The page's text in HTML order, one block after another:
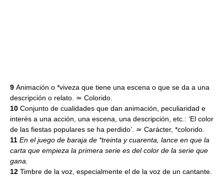
9 Animación o *viveza que tiene una escena o que se da a una
descripción o relato. ≃ Colorido.
10 Conjunto de cualidades que dan animación, peculiaridad e
interés a una acción, una escena, una descripción, etc.: ‘El color
de las fiestas populares se ha perdido’. ≃ Carácter, *colorido.
11 En el juego de baraja de *treinta y cuarenta, lance en que la
carta que empieza la primera serie es del color de la serie que
gana.
12 Timbre de la voz, especialmente el de la voz de un cantante.